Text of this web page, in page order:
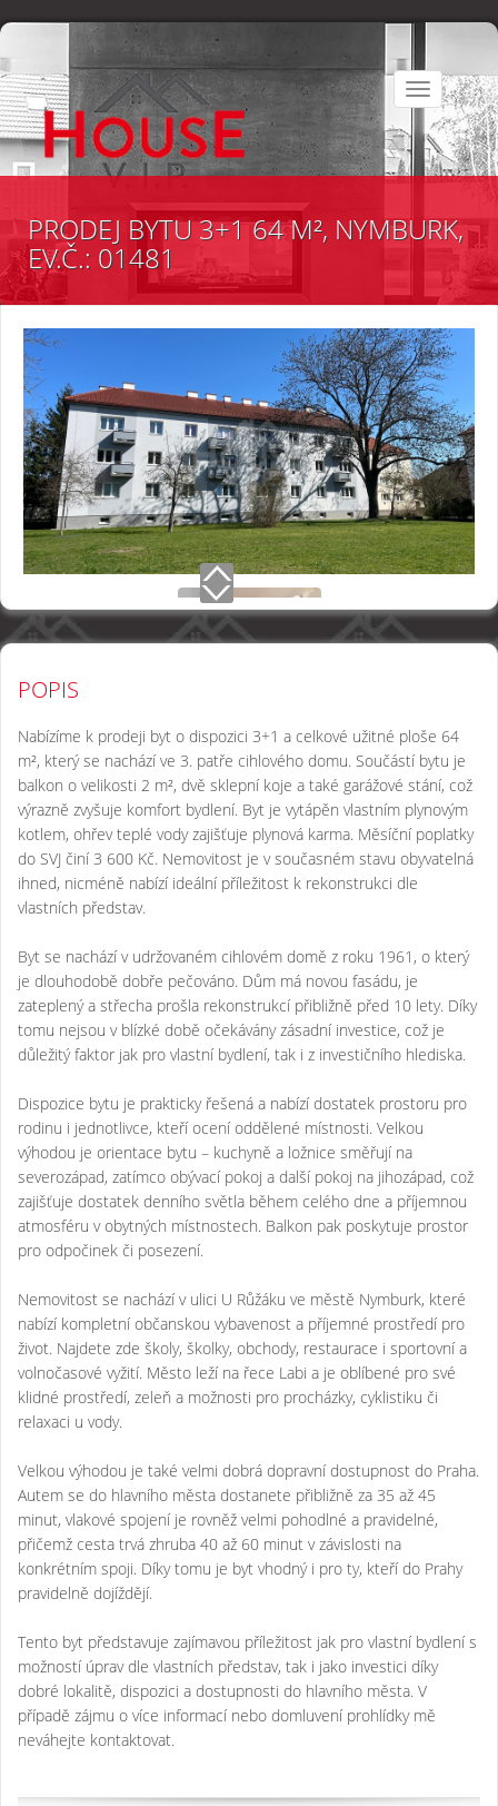
Toggle
navigation
PRODEJ BYTU 3+1 64 M², NYMBURK,
EV.Č.: 01481
POPIS
Nabízíme k prodeji byt o dispozici 3+1 a celkové užitné ploše 64
m², který se nachází ve 3. patře cihlového domu. Součástí bytu je
balkon o velikosti 2 m², dvě sklepní koje a také garážové stání, což
výrazně zvyšuje komfort bydlení. Byt je vytápěn vlastním plynovým
kotlem, ohřev teplé vody zajišťuje plynová karma. Měsíční poplatky
do SVJ činí 3 600 Kč. Nemovitost je v současném stavu obyvatelná
ihned, nicméně nabízí ideální příležitost k rekonstrukci dle
vlastních představ.
Byt se nachází v udržovaném cihlovém domě z roku 1961, o který
je dlouhodobě dobře pečováno. Dům má novou fasádu, je
zateplený a střecha prošla rekonstrukcí přibližně před 10 lety. Díky
tomu nejsou v blízké době očekávány zásadní investice, což je
důležitý faktor jak pro vlastní bydlení, tak i z investičního hlediska.
Dispozice bytu je prakticky řešená a nabízí dostatek prostoru pro
rodinu i jednotlivce, kteří ocení oddělené místnosti. Velkou
výhodou je orientace bytu – kuchyně a ložnice směřují na
severozápad, zatímco obývací pokoj a další pokoj na jihozápad, což
zajišťuje dostatek denního světla během celého dne a příjemnou
atmosféru v obytných místnostech. Balkon pak poskytuje prostor
pro odpočinek či posezení.
Nemovitost se nachází v ulici U Růžáku ve městě Nymburk, které
nabízí kompletní občanskou vybavenost a příjemné prostředí pro
život. Najdete zde školy, školky, obchody, restaurace i sportovní a
volnočasové vyžití. Město leží na řece Labi a je oblíbené pro své
klidné prostředí, zeleň a možnosti pro procházky, cyklistiku či
relaxaci u vody.
Velkou výhodou je také velmi dobrá dopravní dostupnost do Praha.
Autem se do hlavního města dostanete přibližně za 35 až 45
minut, vlakové spojení je rovněž velmi pohodlné a pravidelné,
přičemž cesta trvá zhruba 40 až 60 minut v závislosti na
konkrétním spoji. Díky tomu je byt vhodný i pro ty, kteří do Prahy
pravidelně dojíždějí.
Tento byt představuje zajímavou příležitost jak pro vlastní bydlení s
možností úprav dle vlastních představ, tak i jako investici díky
dobré lokalitě, dispozici a dostupnosti do hlavního města. V
případě zájmu o více informací nebo domluvení prohlídky mě
neváhejte kontaktovat.